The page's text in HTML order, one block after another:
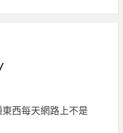
西每天網路上不是